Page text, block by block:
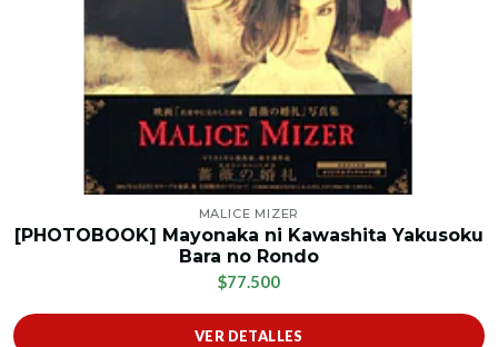
MALICE MIZER
[PHOTOBOOK] Mayonaka ni Kawashita Yakusoku
Bara no Rondo
$77.500
VER DETALLES